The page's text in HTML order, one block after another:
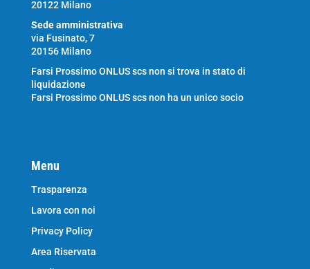
20122 Milano
Sede amministrativa
via Fusinato, 7
20156 Milano
Farsi Prossimo ONLUS scs non si trova in stato di
liquidazione
Farsi Prossimo ONLUS scs non ha un unico socio
Menu
Trasparenza
Lavora con noi
Privacy Policy
Area Riservata